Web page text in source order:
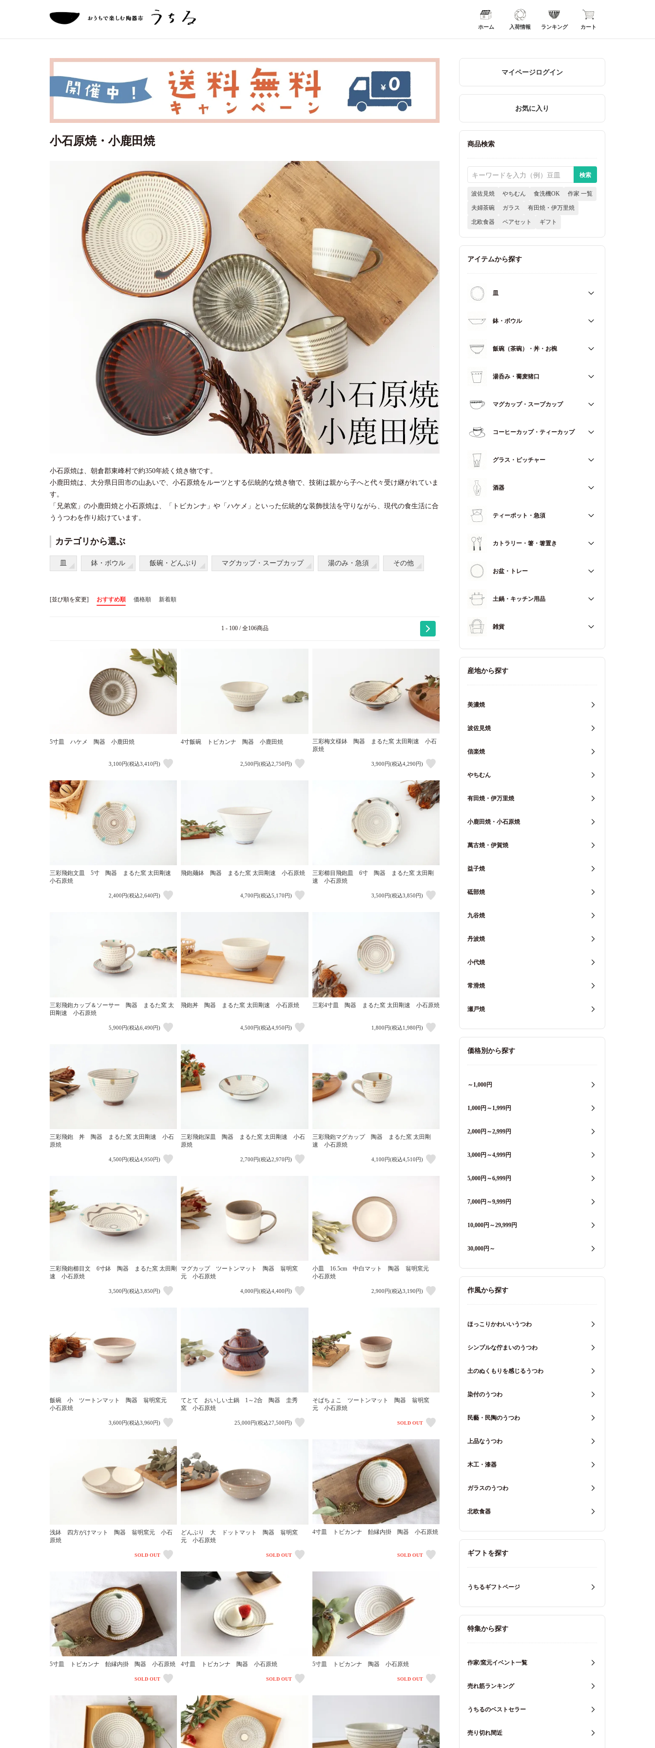
ホーム 入荷情報 ランキング カート
小石原焼・小鹿田焼
小石原焼は、朝倉郡東峰村で約350年続く焼き物です。
小鹿田焼は、大分県日田市の山あいで、小石原焼をルーツとする伝統的な焼き物で、技術は親から子へと代々受け継がれていま
す。
「兄弟窯」の小鹿田焼と小石原焼は、「トビカンナ」や「ハケメ」といった伝統的な装飾技法を守りながら、現代の食生活に合
ううつわを作り続けています。
カテゴリから選ぶ
鉢・ボウル 飯碗・どんぶり マグカップ・スープカップ 湯のみ・急須 その他
[並び順を変更] おすすめ順 価格順 新着順
1 - 100 / 全106商品
5寸皿 ハケメ 陶器 小鹿田焼
3,100円(税込3,410円)
4寸飯碗 トビカンナ 陶器 小鹿田焼
2,500円(税込2,750円)
三彩梅文様鉢 陶器 まるた窯 太田剛速 小石
原焼
3,900円(税込4,290円)
三彩飛鉋文皿 5寸 陶器 まるた窯 太田剛速
小石原焼
2,400円(税込2,640円)
飛鉋麺鉢 陶器 まるた窯 太田剛速 小石原焼
4,700円(税込5,170円)
三彩櫛目飛鉋皿 6寸 陶器 まるた窯 太田剛
速 小石原焼
3,500円(税込3,850円)
三彩飛鉋カップ＆ソーサー 陶器 まるた窯 太
田剛速 小石原焼
5,900円(税込6,490円)
飛鉋丼 陶器 まるた窯 太田剛速 小石原焼
4,500円(税込4,950円)
三彩4寸皿 陶器 まるた窯 太田剛速 小石原焼
1,800円(税込1,980円)
三彩飛鉋 丼 陶器 まるた窯 太田剛速 小石
原焼
4,500円(税込4,950円)
三彩飛鉋深皿 陶器 まるた窯 太田剛速 小石
原焼
2,700円(税込2,970円)
三彩飛鉋マグカップ 陶器 まるた窯 太田剛
速 小石原焼
4,100円(税込4,510円)
三彩飛鉋櫛目文 6寸鉢 陶器 まるた窯 太田剛
速 小石原焼
3,500円(税込3,850円)
マグカップ ツートンマット 陶器 翁明窯
元 小石原焼
4,000円(税込4,400円)
小皿 16.5cm 中白マット 陶器 翁明窯元
小石原焼
2,900円(税込3,190円)
飯碗 小 ツートンマット 陶器 翁明窯元
小石原焼
3,600円(税込3,960円)
てとて おいしい土鍋 1～2合 陶器 圭秀
窯 小石原焼
25,000円(税込27,500円)
そばちょこ ツートンマット 陶器 翁明窯
元 小石原焼
SOLD OUT
浅鉢 四方がけマット 陶器 翁明窯元 小石
原焼
SOLD OUT
どんぶり 大 ドットマット 陶器 翁明窯
元 小石原焼
SOLD OUT
4寸皿 トビカンナ 飴縁内掛 陶器 小石原焼
SOLD OUT
5寸皿 トビカンナ 飴縁内掛 陶器 小石原焼
SOLD OUT
4寸皿 トビカンナ 陶器 小石原焼
SOLD OUT
5寸皿 トビカンナ 陶器 小石原焼
SOLD OUT
マイページログイン
お気に入り
商品検索
波佐見焼 やちむん 食洗機OK 作家 一覧
夫婦茶碗 ガラス 有田焼・伊万里焼
北欧食器 ペアセット ギフト
アイテムから探す
皿
すべて
取皿・中皿（15～20cm）
鉢・ボウル
すべて
中鉢（13～17cm）
飯碗（茶碗）・丼・お椀
すべて
丼（どんぶり）
湯呑み・蕎麦猪口
蕎麦猪口（そばちょこ）
マグカップ・スープカップ
スープカップ
コーヒーカップ・ティーカップ
グラス・ピッチャー
すべて
酒器
お猪口（おちょこ）
ティーポット・急須
カトラリー・箸・箸置き
すべて
箸
お盆・トレー
すべて
土鍋・キッチン用品
すべて
キッチン用品
重箱・弁当箱
雑貨
すべて
産地から探す
美濃焼
波佐見焼
信楽焼
やちむん
有田焼・伊万里焼
小鹿田焼・小石原焼
萬古焼・伊賀焼
益子焼
砥部焼
九谷焼
丹波焼
小代焼
常滑焼
瀬戸焼
価格別から探す
～1,000円
1,000円～1,999円
2,000円～2,999円
3,000円～4,999円
5,000円～6,999円
7,000円～9,999円
10,000円～29,999円
30,000円～
作風から探す
ほっこりかわいいうつわ
シンプルな佇まいのうつわ
土のぬくもりを感じるうつわ
染付のうつわ
民藝・民陶のうつわ
上品なうつわ
木工・漆器
ガラスのうつわ
北欧食器
ギフトを探す
うちるギフトページ
特集から探す
作家/窯元イベント一覧
売れ筋ランキング
うちるのベストセラー
売り切れ間近